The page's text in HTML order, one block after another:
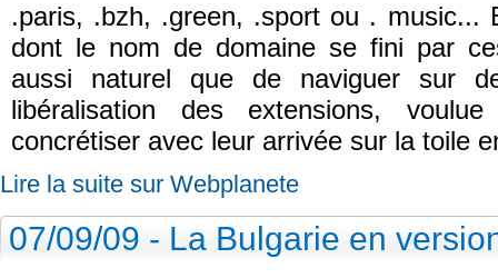
.paris, .bzh, .green, .sport ou . music...
dont le nom de domaine se fini par
aussi naturel que de naviguer sur
libéralisation des extensions,
concrétiser avec leur arrivée sur la toile
Lire la suite sur Webplanete
07/09/09 - La Bulgarie en